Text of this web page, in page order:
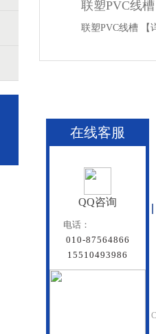
联塑PVC线槽
联塑PVC线槽 【
联塑管道
Beijing Doredsun Pipeline
在线客服
QQ咨询
电话：
010-87564866
15510493986